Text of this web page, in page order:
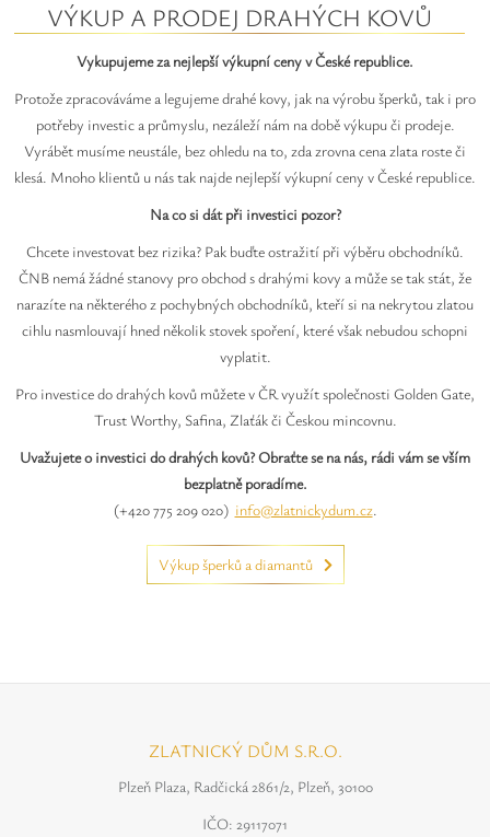
VÝKUP A PRODEJ DRAHÝCH KOVŮ
Vykupujeme za nejlepší výkupní ceny v České republice.
Protože zpracováváme a legujeme drahé kovy, jak na výrobu šperků, tak i pro
potřeby investic a průmyslu, nezáleží nám na době výkupu či prodeje.
Vyrábět musíme neustále, bez ohledu na to, zda zrovna cena zlata roste či
klesá. Mnoho klientů u nás tak najde nejlepší výkupní ceny v České republice.
Na co si dát při investici pozor?
Chcete investovat bez rizika? Pak buďte ostražití při výběru obchodníků.
ČNB nemá žádné stanovy pro obchod s drahými kovy a může se tak stát, že
narazíte na některého z pochybných obchodníků, kteří si na nekrytou zlatou
cihlu nasmlouvají hned několik stovek spoření, které však nebudou schopni
vyplatit.
Pro investice do drahých kovů můžete v ČR využít společnosti Golden Gate,
Trust Worthy, Safina, Zlaťák či Českou mincovnu.
Uvažujete o investici do drahých kovů? Obraťte se na nás, rádi vám se vším
bezplatně poradíme.
(+420 775 209 020) info@zlatnickydum.cz.
Výkup šperků a diamantů
ZLATNICKÝ DŮM S.R.O.
Plzeň Plaza, Radčická 2861/2, Plzeň, 30100
IČO: 29117071